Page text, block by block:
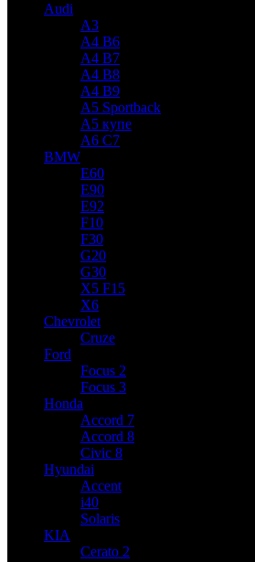
Audi
A3
A4 B6
A4 B7
A4 B8
A4 B9
A5 Sportback
A5 купе
A6 C7
BMW
E60
E90
E92
F10
F30
G20
G30
X5 F15
X6
Chevrolet
Cruze
Ford
Focus 2
Focus 3
Honda
Accord 7
Accord 8
Civic 8
Hyundai
Accent
i40
Solaris
KIA
Cerato 2